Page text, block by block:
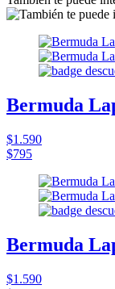
Bermuda
$1.590
$795
Bermuda
$1.590